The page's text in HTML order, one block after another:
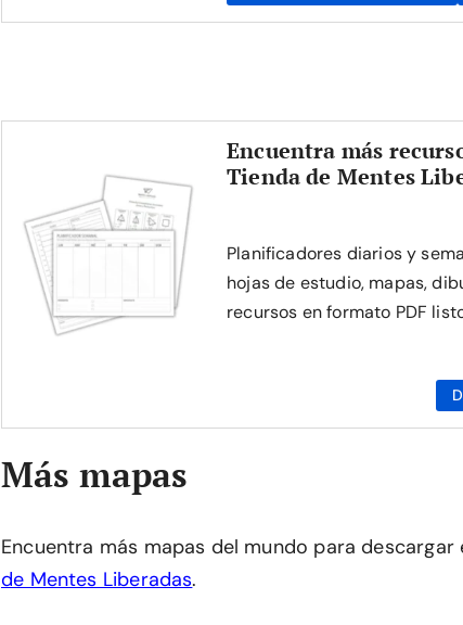
Encuentra más
Tienda de Mentes
Planificadores diarios y
hojas de estudio, mapas,
recursos en formato PDF
Más mapas
Encuentra más mapas del mundo para
de Mentes Liberadas.